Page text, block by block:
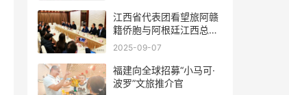
江西省代表团看望旅阿赣
籍侨胞与阿根廷江西总商
会座谈
2025-09-07
福建向全球招募“小马可·
波罗”文旅推介官